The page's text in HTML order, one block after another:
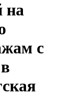
на
с